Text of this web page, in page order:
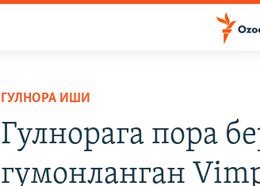
ГУЛНОРА ИШИ
Гулнорага пора
гумонланган